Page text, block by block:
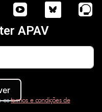
APAV
ostermos e condições de